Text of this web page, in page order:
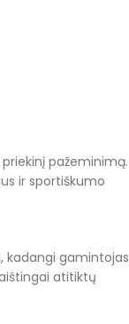
pažeminimą.
ir sportiškumo
kadangi gamintojas
atitiktų